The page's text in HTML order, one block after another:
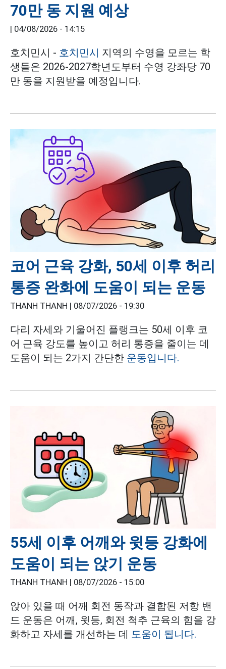
70만 동 지원 예상
| 04/08/2026 - 14:15
호치민시 - 호치민시 지역의 수영을 모르는 학
생들은 2026-2027학년도부터 수영 강좌당 70
만 동을 지원받을 예정입니다.
코어 근육 강화, 50세 이후 허리
통증 완화에 도움이 되는 운동
THANH THANH | 08/07/2026 - 19:30
다리 자세와 기울어진 플랭크는 50세 이후 코
어 근육 강도를 높이고 허리 통증을 줄이는 데
도움이 되는 2가지 간단한 운동입니다.
55세 이후 어깨와 윗등 강화에
도움이 되는 앉기 운동
THANH THANH | 08/07/2026 - 15:00
앉아 있을 때 어깨 회전 동작과 결합된 저항 밴
드 운동은 어깨, 윗등, 회전 척추 근육의 힘을 강
화하고 자세를 개선하는 데 도움이 됩니다.